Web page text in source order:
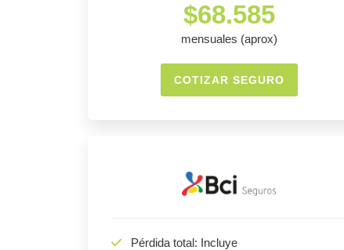
$68.585
mensuales (aprox)
COTIZAR SEGURO
Pérdida total: Incluye